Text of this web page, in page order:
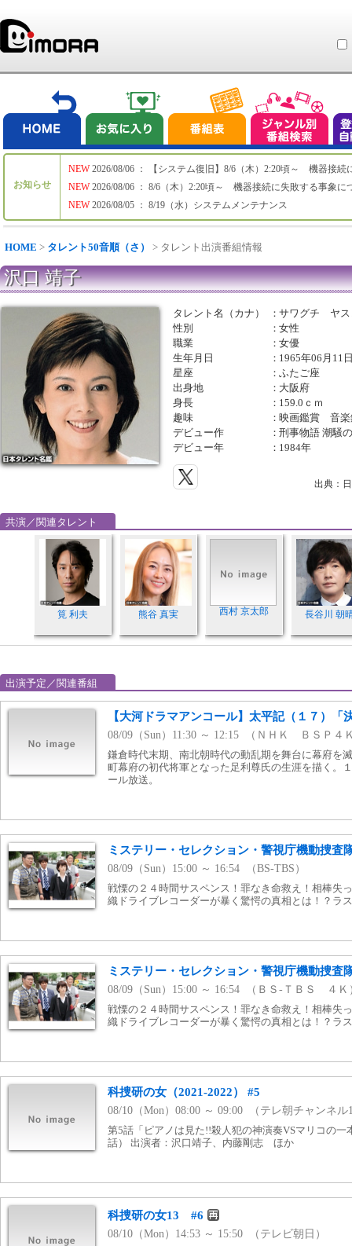
お知らせ
NEW
NEW
NEW
2026/08/06 ： 【システム復旧】8/6（木）2:20頃～ 機器接続
2026/08/06 ： 8/6（木）2:20頃～ 機器接続に失敗する事象に
2026/08/05 ： 8/19（水）システムメンテナンス
HOME > タレント50音順（さ） > タレント出演番組情報
沢口 靖子
タレント名（カナ） ：サワグチ ヤス
性別
：女性
職業
：女優
生年月日
： 1965年06月11
星座
：ふたご座
出身地
： 大阪府
身長
： 159.0ｃｍ
趣味
：映画鑑賞 音
デビュー作
：刑事物語 潮騒
デビュー年
： 1984年
出典：
共演／関連タレント
筧 利夫 熊谷 真実 西村 京太郎 長谷川 朝
出演予定／関連番組
【大河ドラマアンコール】太平記（１７）「
08/09（Sun）11:30 ～ 12:15 （ＮＨＫ ＢＳＰ４
鎌倉時代末期、南北朝時代の動乱期を舞台に幕府を
町幕府の初代将軍となった足利尊氏の生涯を描く。
ール放送。
ミステリー・セレクション・警視庁機動捜査
08/09（Sun）15:00 ～ 16:54 （BS-TBS）
戦慄の２４時間サスペンス！罪なき命救え！相棒失
織ドライブレコーダーが暴く驚愕の真相とは！？ラ
ミステリー・セレクション・警視庁機動捜
08/09（Sun）15:00 ～ 16:54 （ＢＳ-ＴＢＳ ４Ｋ
戦慄の２４時間サスペンス！罪なき命救え！相棒失
織ドライブレコーダーが暴く驚愕の真相とは！？ラ
科捜研の女（2021-2022） #5
08/10（Mon）08:00 ～ 09:00 （テレ朝チャンネル
第5話「ピアノは見た!!殺人犯の神演奏VSマリコの一
話） 出演者：沢口靖子、内藤剛志 ほか
科捜研の女13 #6
08/10（Mon）14:53 ～ 15:50 （テレビ朝日）